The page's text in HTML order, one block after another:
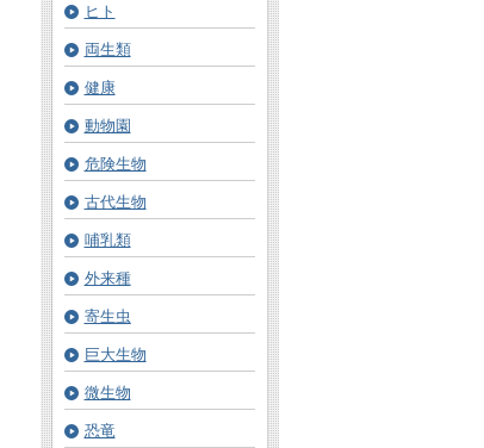
ヒト
両生類
健康
動物園
危険生物
古代生物
哺乳類
外来種
寄生虫
巨大生物
微生物
恐竜